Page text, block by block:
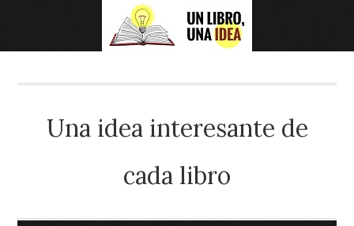
Una idea interesante de
cada libro